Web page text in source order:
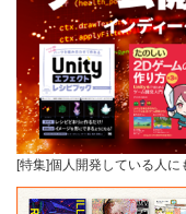
[特集]個人開発している人